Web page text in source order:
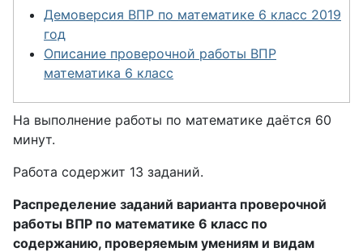
Демоверсия ВПР по математике 6 класс 2019
год
Описание проверочной работы ВПР
математика 6 класс
На выполнение работы по математике даётся 60
минут.
Работа содержит 13 заданий.
Распределение заданий варианта проверочной
работы ВПР по математике 6 класс по
содержанию, проверяемым умениям и видам